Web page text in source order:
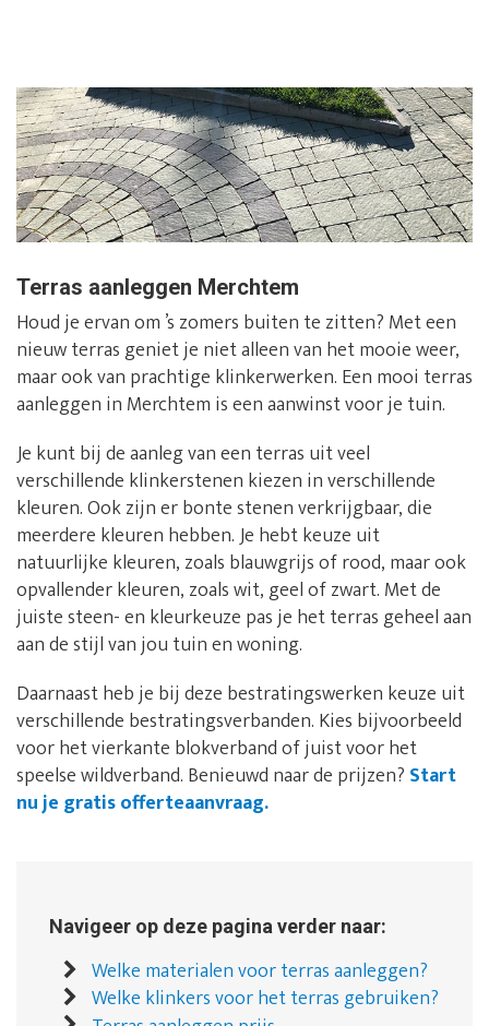
Terras aanleggen Merchtem
Houd je ervan om ’s zomers buiten te zitten? Met een
nieuw terras geniet je niet alleen van het mooie weer,
maar ook van prachtige klinkerwerken. Een mooi terras
aanleggen in Merchtem is een aanwinst voor je tuin.
Je kunt bij de aanleg van een terras uit veel
verschillende klinkerstenen kiezen in verschillende
kleuren. Ook zijn er bonte stenen verkrijgbaar, die
meerdere kleuren hebben. Je hebt keuze uit
natuurlijke kleuren, zoals blauwgrijs of rood, maar ook
opvallender kleuren, zoals wit, geel of zwart. Met de
juiste steen- en kleurkeuze pas je het terras geheel aan
aan de stijl van jou tuin en woning.
Daarnaast heb je bij deze bestratingswerken keuze uit
verschillende bestratingsverbanden. Kies bijvoorbeeld
voor het vierkante blokverband of juist voor het
speelse wildverband. Benieuwd naar de prijzen? Start
nu je gratis offerteaanvraag.
Navigeer op deze pagina verder naar:
Welke materialen voor terras aanleggen?
Welke klinkers voor het terras gebruiken?